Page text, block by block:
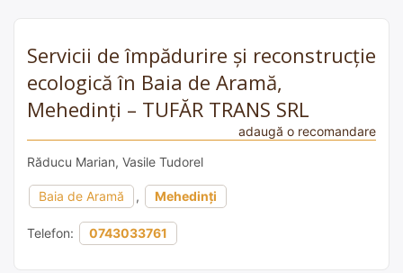
Servicii de împădurire și reconstrucție
ecologică în Baia de Aramă,
Mehedinți – TUFĂR TRANS SRL
adaugă o recomandare
Răducu Marian, Vasile Tudorel
Baia de Aramă , Mehedinți
Telefon: 0743033761